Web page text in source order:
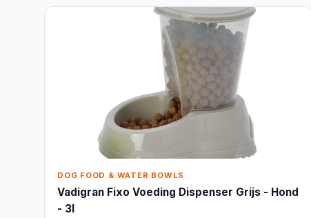
DOG FOOD & WATER BOWLS
Vadigran Fixo Voeding Dispenser Grijs - Hond
- 3l